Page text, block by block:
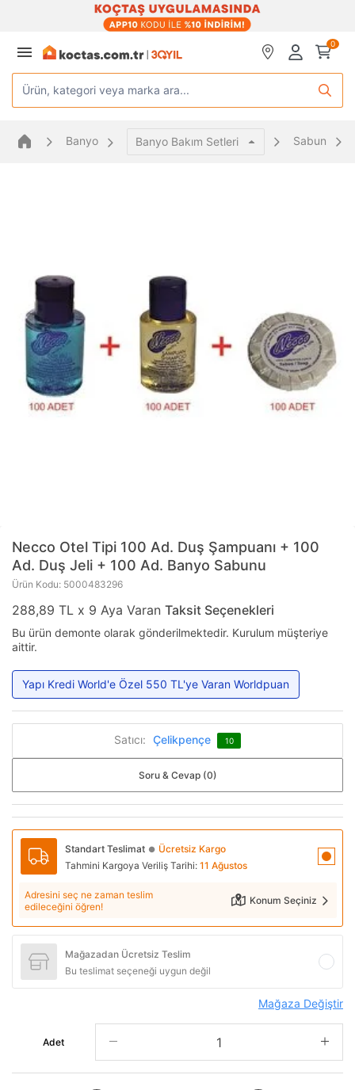
0
Ürün, kategori veya marka ara...
Banyo Banyo Bakım Setleri Sabun
Necco Otel Tipi 100 Ad. Duş Şampuanı + 100
Ad. Duş Jeli + 100 Ad. Banyo Sabunu
Ürün Kodu: 5000483296
288,89 TL x 9 Aya Varan Taksit Seçenekleri
Bu ürün demonte olarak gönderilmektedir. Kurulum müşteriye
aittir.
Yapı Kredi World'e Özel 550 TL'ye Varan Worldpuan
Satıcı: Çelikpençe 10
Soru & Cevap (0)
Standart Teslimat ● Ücretsiz Kargo
Tahmini Kargoya Veriliş Tarihi: 11 Ağustos
Adresini seç ne zaman teslim
edileceğini öğren!
Konum Seçiniz
Mağazadan Ücretsiz Teslim
Bu teslimat seçeneği uygun değil
Mağaza Değiştir
Adet